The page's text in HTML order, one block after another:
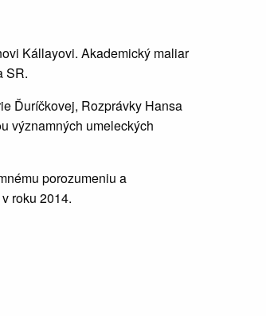
Kállayovi. Akademický maliar
SR.
Ďuríčkovej, Rozprávky Hansa
významných umeleckých
porozumeniu a
roku 2014.